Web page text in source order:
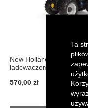
Ta
New Holland T5.120 Blue
ładowaczem
570,00 zł